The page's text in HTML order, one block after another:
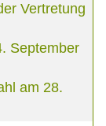
Vertretung
September
am 28.